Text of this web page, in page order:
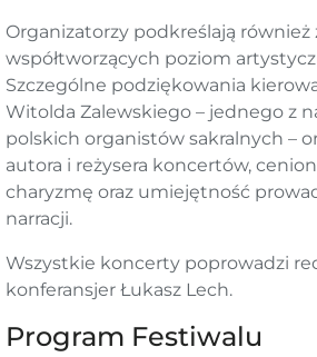
Organizatorzy podkreślają również
współtworzących poziom
Szczególne podziękowania
Witolda Zalewskiego – jednego z
polskich organistów sakralnych –
autora i reżysera koncertów,
charyzmę oraz umiejętność
narracji.
Wszystkie koncerty poprowadzi
konferansjer Łukasz Lech.
Program Festiwalu